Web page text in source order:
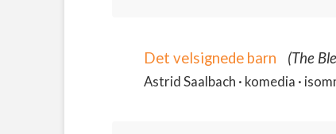
Det velsignede barn (The
Astrid Saalbach · komedia ·